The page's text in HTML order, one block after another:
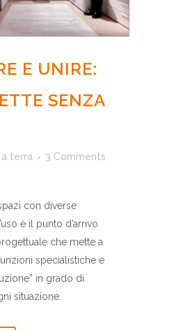
E UNIRE:
SENZA
terra
3 Comments
con diverse
è il punto d’arrivo
che mette a
specialistiche e
in grado di
situazione.